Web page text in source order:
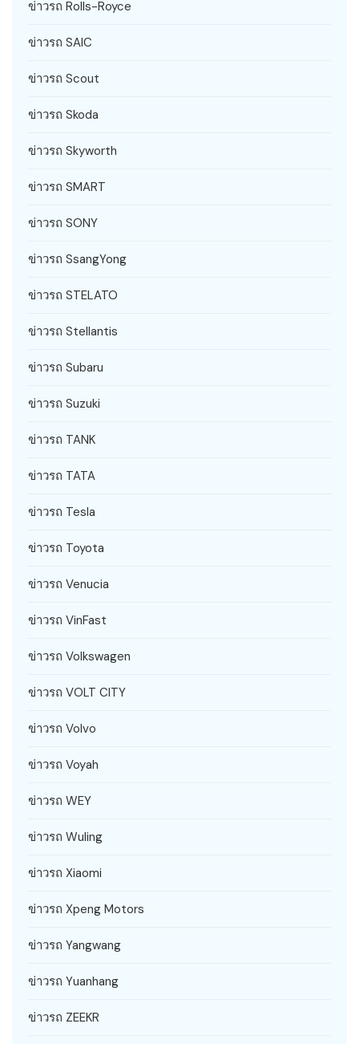
ข่าวรถ Rolls-Royce
ข่าวรถ SAIC
ข่าวรถ Scout
ข่าวรถ Skoda
ข่าวรถ Skyworth
ข่าวรถ SMART
ข่าวรถ SONY
ข่าวรถ SsangYong
ข่าวรถ STELATO
ข่าวรถ Stellantis
ข่าวรถ Subaru
ข่าวรถ Suzuki
ข่าวรถ TANK
ข่าวรถ TATA
ข่าวรถ Tesla
ข่าวรถ Toyota
ข่าวรถ Venucia
ข่าวรถ VinFast
ข่าวรถ Volkswagen
ข่าวรถ VOLT CITY
ข่าวรถ Volvo
ข่าวรถ Voyah
ข่าวรถ WEY
ข่าวรถ Wuling
ข่าวรถ Xiaomi
ข่าวรถ Xpeng Motors
ข่าวรถ Yangwang
ข่าวรถ Yuanhang
ข่าวรถ ZEEKR